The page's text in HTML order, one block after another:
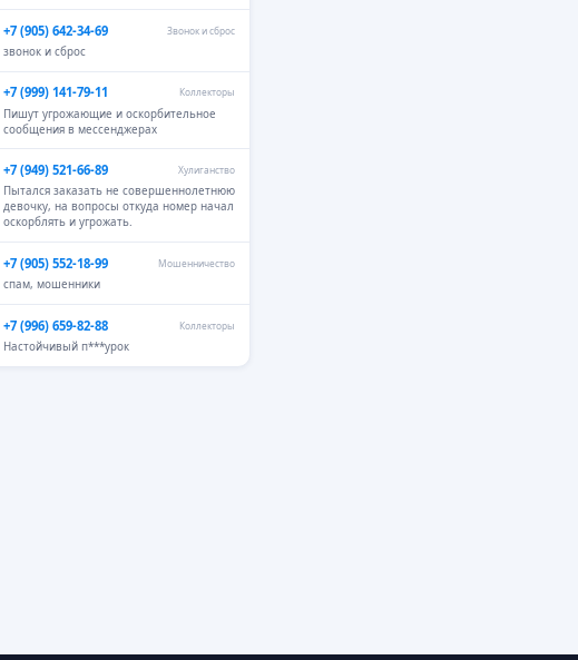
+7 (905) 642-34-69 Звонок и сброс
звонок и сброс
+7 (999) 141-79-11 Коллекторы
Пишут угрожающие и оскорбительное
сообщения в мессенджерах
+7 (949) 521-66-89 Хулиганство
Пытался заказать не совершеннолетнюю
девочку, на вопросы откуда номер начал
оскорблять и угрожать.
+7 (905) 552-18-99 Мошенничество
спам, мошенники
+7 (996) 659-82-88 Коллекторы
Настойчивый п***урок